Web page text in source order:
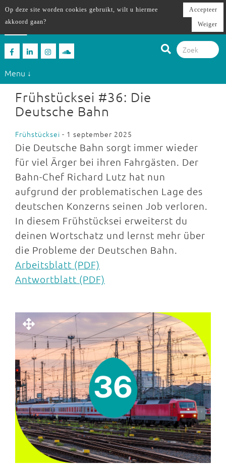
Menu ↓
Frühstücksei #36: Die
Deutsche Bahn
Frühstücksei - 1 september 2025
Die Deutsche Bahn sorgt immer wieder
für viel Ärger bei ihren Fahrgästen. Der
Bahn-Chef Richard Lutz hat nun
aufgrund der problematischen Lage des
deutschen Konzerns seinen Job verloren.
In diesem Frühstücksei erweiterst du
deinen Wortschatz und lernst mehr über
die Probleme der Deutschen Bahn.
Arbeitsblatt (PDF)
Antwortblatt (PDF)
Op deze site worden cookies gebruikt, wilt u hiermee
akkoord gaan?
Accepteer
Weiger